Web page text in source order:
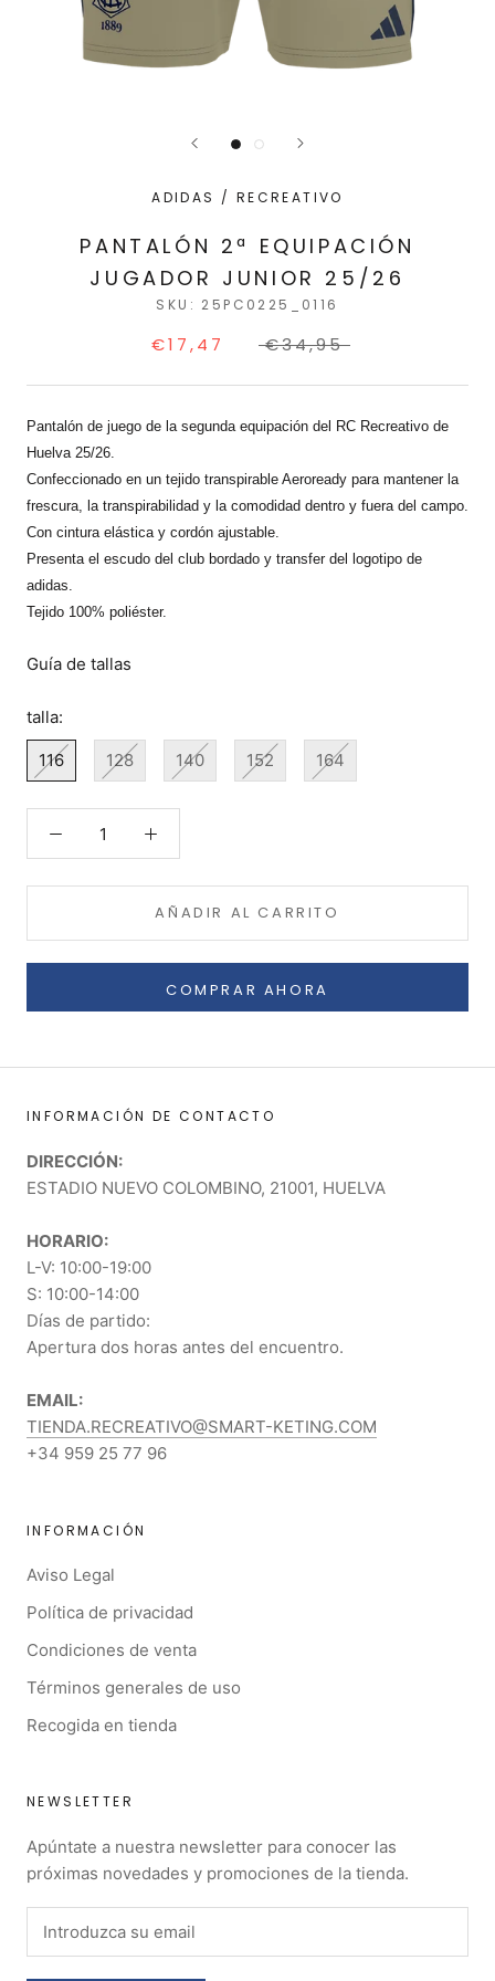
ADIDAS / RECREATIVO
PANTALÓN 2ª EQUIPACIÓN
JUGADOR JUNIOR 25/26
SKU: 25PC0225_0116
€17,47 €34,95
Pantalón de juego de la segunda equipación del RC Recreativo de
Huelva 25/26.
Confeccionado en un tejido transpirable Aeroready para mantener la
frescura, la transpirabilidad y la comodidad dentro y fuera del campo.
Con cintura elástica y cordón ajustable.
Presenta el escudo del club bordado y transfer del logotipo de
adidas.
Tejido 100% poliéster.
Guía de tallas
talla:
116 128 140 152 164
AÑADIR AL CARRITO
COMPRAR AHORA
INFORMACIÓN DE CONTACTO
DIRECCIÓN:
ESTADIO NUEVO COLOMBINO, 21001, HUELVA
HORARIO:
L-V: 10:00-19:00
S: 10:00-14:00
Días de partido:
Apertura dos horas antes del encuentro.
EMAIL:
TIENDA.RECREATIVO@SMART-KETING.COM
+34 959 25 77 96
INFORMACIÓN
Aviso Legal
Política de privacidad
Condiciones de venta
Términos generales de uso
Recogida en tienda
NEWSLETTER
Apúntate a nuestra newsletter para conocer las
próximas novedades y promociones de la tienda.